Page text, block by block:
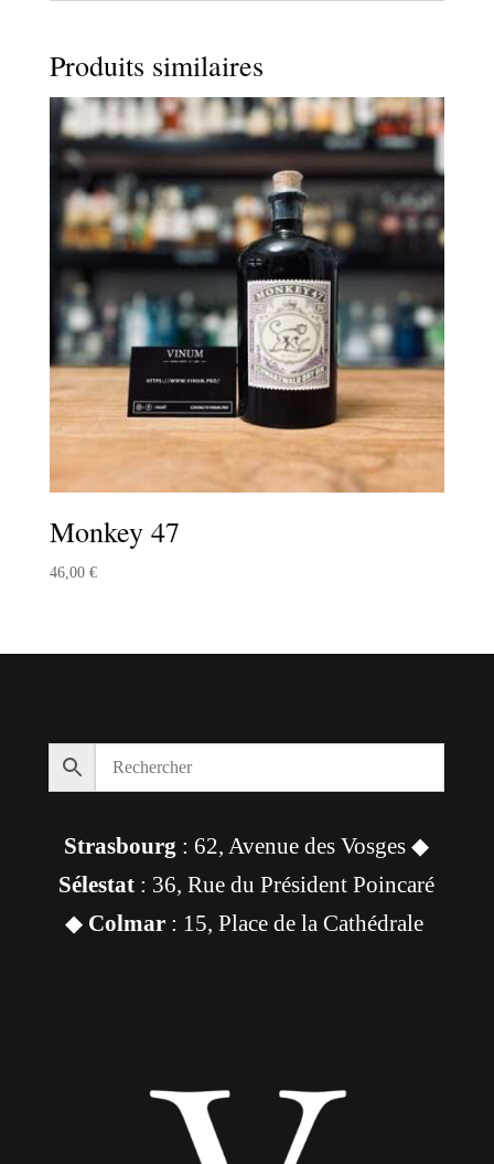
Produits similaires
Monkey 47
46,00 €
Strasbourg : 62, Avenue des Vosges ◆
Sélestat : 36, Rue du Président Poincaré
◆ Colmar: 15, Place de la Cathédrale